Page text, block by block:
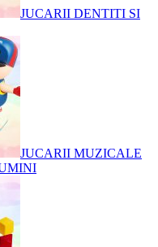
JUCARII DENTITI SI
JUCARII MUZICALE